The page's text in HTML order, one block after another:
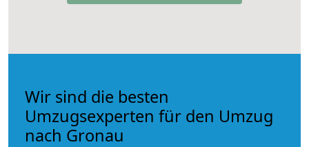
Wir sind die besten
Umzugsexperten für den Umzug
nach Gronau